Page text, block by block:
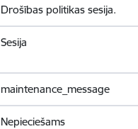
Drošības politikas sesija.
Sesija
maintenance_message
Nepieciešams